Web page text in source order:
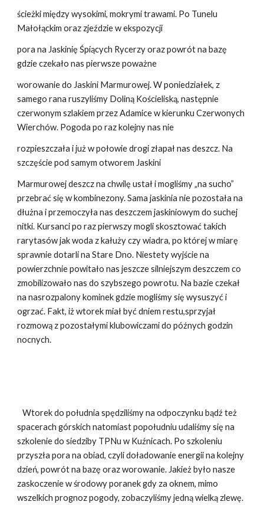
ścieżki między wysokimi, mokrymi trawami. Po Tunelu
Małołąckim oraz zjeździe w ekspozycji
pora na Jaskinię Śpiących Rycerzy oraz powrót na bazę
gdzie czekało nas pierwsze poważne
worowanie do Jaskini Marmurowej. W poniedziałek, z
samego rana ruszyliśmy Doliną Kościeliską, następnie
czerwonym szlakiem przez Adamice w kierunku Czerwonych
Wierchów. Pogoda po raz kolejny nas nie
rozpieszczała i już w połowie drogi złapał nas deszcz. Na
szczęście pod samym otworem Jaskini
Marmurowej deszcz na chwilę ustał i mogliśmy „na sucho”
przebrać się w kombinezony. Sama jaskinia nie pozostała na
dłużna i przemoczyła nas deszczem jaskiniowym do suchej
nitki. Kursanci po raz pierwszy mogli skosztować takich
rarytasów jak woda z kałuży czy wiadra, po której w miarę
sprawnie dotarli na Stare Dno. Niestety wyjście na
powierzchnie powitało nas jeszcze silniejszym deszczem co
zmobilizowało nas do szybszego powrotu. Na bazie czekał
na nasrozpalony kominek gdzie mogliśmy się wysuszyć i
ogrzać. Fakt, iż wtorek miał być dniem restu,sprzyjał
rozmową z pozostałymi klubowiczami do późnych godzin
nocnych.
Wtorek do południa spędziliśmy na odpoczynku bądź też
spacerach górskich natomiast popołudniu udaliśmy się na
szkolenie do siedziby TPNu w Kuźnicach. Po szkoleniu
przyszła pora na obiad, czyli doładowanie energii na kolejny
dzień, powrót na bazę oraz worowanie. Jakież było nasze
zaskoczenie w środowy poranek gdy za oknem, mimo
wszelkich prognoz pogody, zobaczyliśmy jedną wielką zlewę.